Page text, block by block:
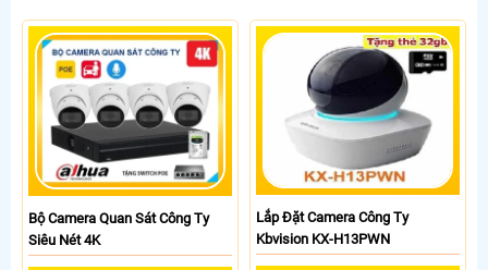
Bộ Camera Quan Sát Công Ty
Siêu Nét 4K
Lắp Đặt Camera Công Ty
Kbvision KX-H13PWN